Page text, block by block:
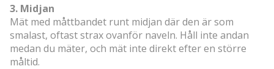
3. Midjan
Mät med måttbandet runt midjan där den är som
smalast, oftast strax ovanför naveln. Håll inte andan
medan du mäter, och mät inte direkt efter en större
måltid.